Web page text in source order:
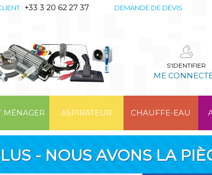
: +33 3 20 62 27 37 DEMANDE DE DEVIS
S'IDENTIFIER
ME
MÉNAGER ASPIRATEUR CHAUFFE-EAU
- NOUS AVONS LA